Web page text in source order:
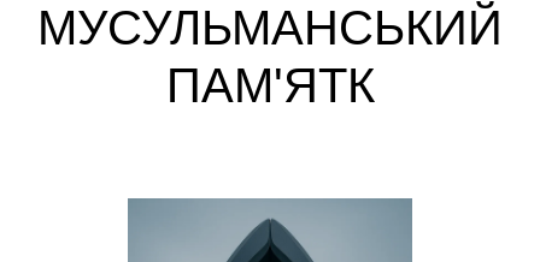
МУСУЛЬМАНСЬКИЙ
ПАМ'ЯТК